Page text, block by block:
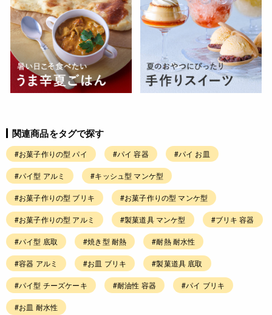
関連商品をタグで探す
#お菓子作りの型 パイ #パイ 容器 #パイ お皿
#パイ型 アルミ #キッシュ型 マンケ型
#お菓子作りの型 ブリキ #お菓子作りの型 マンケ型
#お菓子作りの型 アルミ #製菓道具 マンケ型 #ブリキ 容器
#パイ型 底取 #焼き型 耐熱 #耐熱 耐水性
#容器 アルミ #お皿 ブリキ #製菓道具 底取
#パイ型 チーズケーキ #耐油性 容器 #パイ ブリキ
#お皿 耐水性